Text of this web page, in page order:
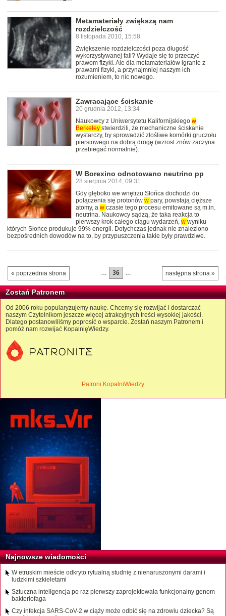
Metamateriały zwiększą nam
rozdzielczość
8 listopada 2010, 15:58
Zwiększenie rozdzielczości poza długość
wykorzystywanej fali? Wydaje się to przeczyć
prawom fizyki. Ale dla metamateriałów igranie z
prawami fizyki, a przynajmniej naszym ich
rozumieniem, to nic nowego.
Zawracające ściskanie
20 grudnia 2012, 13:34
Naukowcy z Uniwersytetu Kalifornijskiego w
Berkeley stwierdzili, że mechaniczne ściskanie
wystarczy, by sprowadzić złośliwe komórki gruczołu
piersiowego na dobrą drogę (wzrost znów zaczyna
przebiegać normalnie).
W Borexino odnotowano neutrino pp
28 sierpnia 2014, 09:31
Gdy głęboko we wnętrzu Słońca dochodzi do
połączenia się protonów w pary, powstają cięższe
atomy, a w czasie tego procesu emitowane są m.in.
neutrina. Naukowcy sądzą, że taka reakcja to
pierwszy krok całego ciągu wydarzeń, w wyniku
których Słońce produkuje 99% energii. Dotychczas jednak nie znaleziono
bezpośrednich dowodów na to, by przypuszczenia takie były prawdziwe.
« poprzednia strona następna strona »
… 36 …
Zostań Patronem
Od 2006 roku popularyzujemy naukę. Chcemy się rozwijać i dostarczać
naszym Czytelnikom jeszcze więcej atrakcyjnych treści wysokiej jakości.
Dlatego postanowiliśmy poprosić o wsparcie. Zostań naszym Patronem i
pomóż nam rozwijać KopalnięWiedzy.
Patroni KopalniWiedzy
Najnowsze wiadomości
W etruskim mieście odkryto rytualną studnię z nienaruszonymi darami i
ludzkimi szkieletami
Sztuczna inteligencja po raz pierwszy zaprojektowała funkcjonalny genom
bakteriofaga
Czy infekcja SARS-CoV-2 w ciąży może odbić się na zdrowiu dziecka? Są